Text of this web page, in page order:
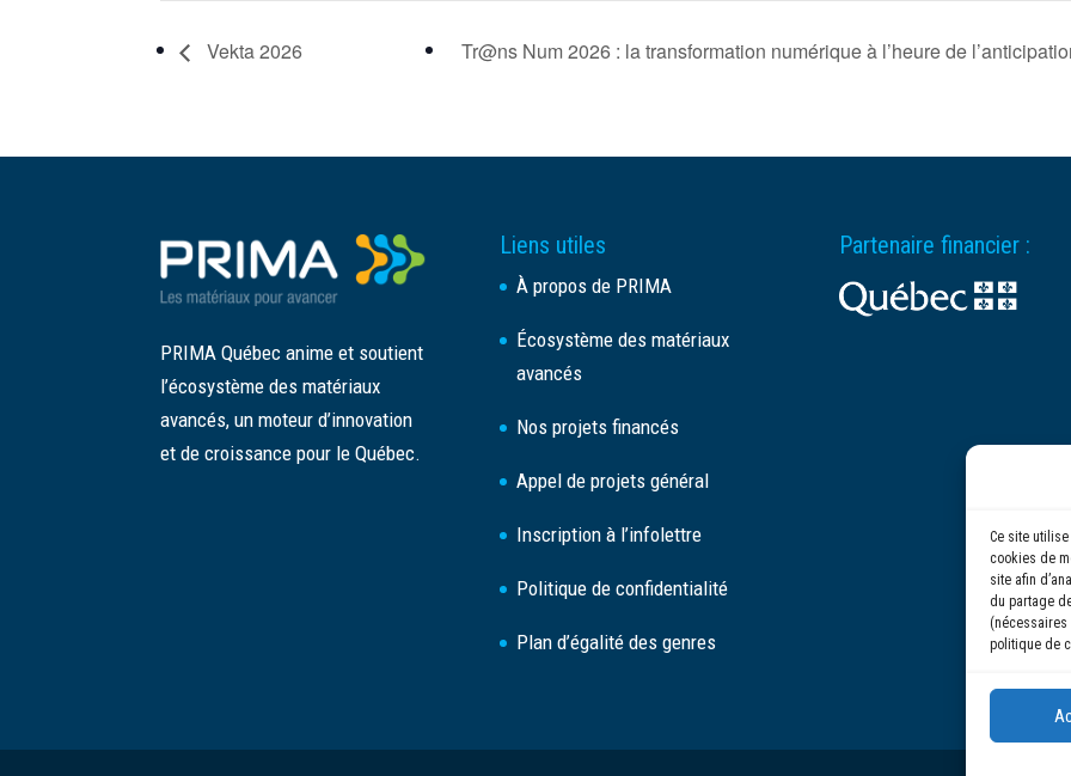
Ce site
cookies de
site afin
du partage
politique de
Vekta 2026 Tr@ns Num 2026 : la transformation numérique à l’heure de
PRIMA Québec anime et soutient
l’écosystème des matériaux
avancés, un moteur d’innovation
et de croissance pour le Québec.
Liens utiles
À propos de PRIMA
Écosystème des matériaux
avancés
Nos projets financés
Appel de projets général
Inscription à l’infolettre
Politique de confidentialité
Plan d’égalité des genres
Partenaire financier :